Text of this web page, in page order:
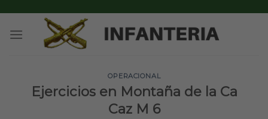
content
OPERACIONAL
Ejercicios en Montaña de la Ca
Caz M 6